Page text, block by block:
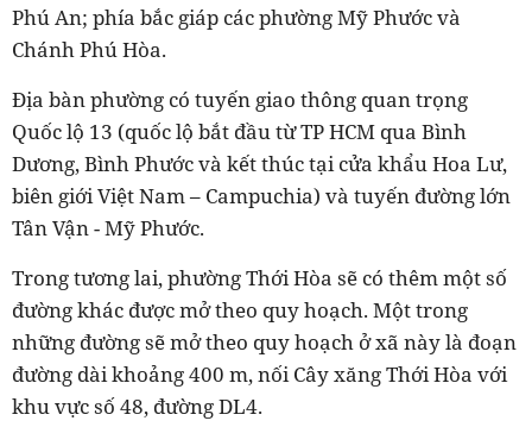
Phú An; phía bắc giáp các phường Mỹ Phước và
Chánh Phú Hòa.
Địa bàn phường có tuyến giao thông quan trọng
Quốc lộ 13 (quốc lộ bắt đầu từ TP HCM qua Bình
Dương, Bình Phước và kết thúc tại cửa khẩu Hoa Lư,
biên giới Việt Nam – Campuchia) và tuyến đường lớn
Tân Vận - Mỹ Phước.
Trong tương lai, phường Thới Hòa sẽ có thêm một số
đường khác được mở theo quy hoạch. Một trong
những đường sẽ mở theo quy hoạch ở xã này là đoạn
đường dài khoảng 400 m, nối Cây xăng Thới Hòa với
khu vực số 48, đường DL4.